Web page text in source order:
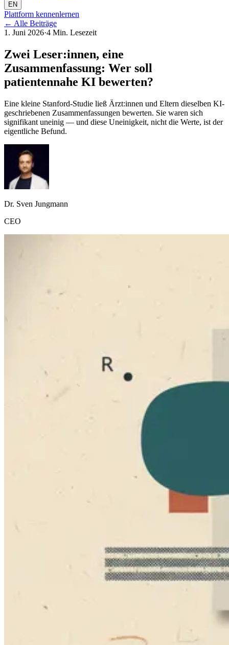
EN
Plattform kennenlernen
← Alle Beiträge
1. Juni 2026·4 Min. Lesezeit
Zwei Leser:innen, eine
Zusammenfassung: Wer soll
patientennahe KI bewerten?
Eine kleine Stanford-Studie ließ Ärzt:innen und Eltern dieselben KI-
geschriebenen Zusammenfassungen bewerten. Sie waren sich
signifikant uneinig — und diese Uneinigkeit, nicht die Werte, ist der
eigentliche Befund.
Dr. Sven Jungmann
CEO